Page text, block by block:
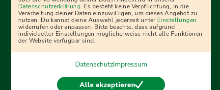
Menü Fußleiste
Impressum Bildquellen Presse
Mediadaten
Partner
AGB Datenschutz
Widerrufsbelehrung
Bestellung
Affiliate Partner Cookies
Vertrag widerrufen
Datenschutzerklärung. Es besteht keine Verpflichtung, in die
Verarbeitung deiner Daten einzuwilligen, um dieses Angebot zu
nutzen. Du kannst deine Auswahl jederzeit unter Einstellungen
widerrufen oder anpassen. Bitte beachte, dass aufgrund
individueller Einstellungen möglicherweise nicht alle Funktionen
der Website verfügbar sind.
DatenschutzImpressum
Alle akzeptieren